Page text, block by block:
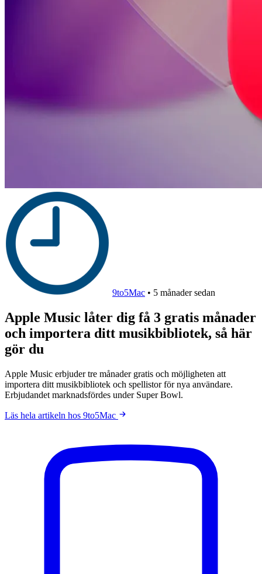
9to5Mac • 5 månader sedan
Apple Music låter dig få 3 gratis månader
och importera ditt musikbibliotek, så här
gör du
Apple Music erbjuder tre månader gratis och möjligheten att
importera ditt musikbibliotek och spellistor för nya användare.
Erbjudandet marknadsfördes under Super Bowl.
Läs hela artikeln hos 9to5Mac